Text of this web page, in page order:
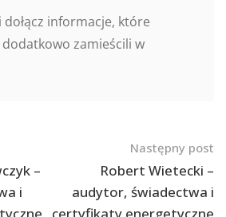
informacje, które
zamieścili w
–
i
Następny post
Robert Wietecki –
audytor, świadectwa i